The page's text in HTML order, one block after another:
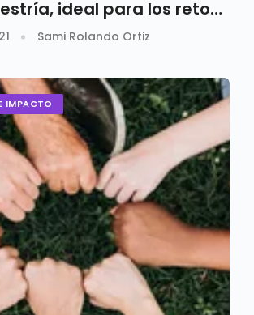
ideal para los retos
Sami Rolando Ortiz
IMPACTO